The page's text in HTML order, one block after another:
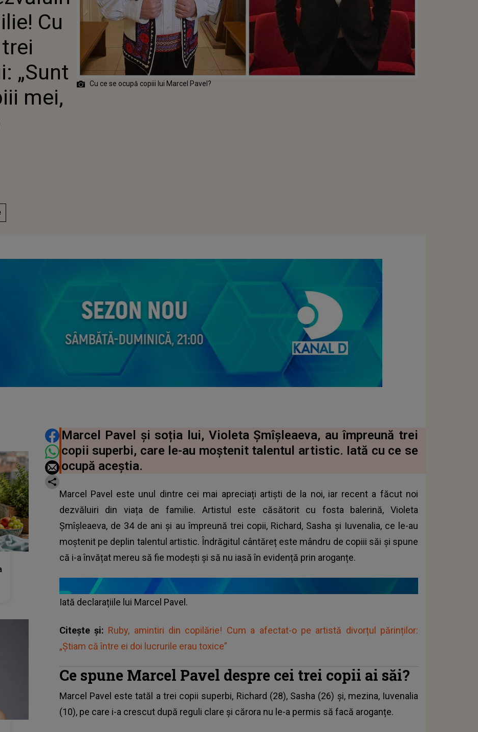
CEI TREI COPII
„SUNT
BUN-SIMȚ COPIII
EDUCAȚI”
Cu
„Sunt
mei,
Cu ce se ocupă copiii lui Marcel Pavel?
DISTRIBUIE ARTICOLUL
Marcel Pavel și soția lui, Violeta Şmîşleaeva, au împreună trei
copii superbi, care le-au moștenit talentul artistic. Iată cu ce se
ocupă aceștia.
Marcel Pavel este unul dintre cei mai apreciați artiști de la noi, iar recent a făcut noi
dezvăluiri din viața de familie. Artistul este căsătorit cu fosta balerină, Violeta
Şmîşleaeva, de 34 de ani și au împreună trei copii, Richard, Sasha și Iuvenalia, ce le-au
moștenit pe deplin talentul artistic. Îndrăgitul cântăreț este mândru de copiii săi și spune
că i-a învățat mereu să fie modești și să nu iasă în evidență prin aroganțe.
Iată declarațiile lui Marcel Pavel.
Citește și: Ruby, amintiri din copilărie! Cum a afectat-o pe artistă divorțul părinților:
„Știam că între ei doi lucrurile erau toxice”
Ce spune Marcel Pavel despre cei trei copii ai săi?
Marcel Pavel este tatăl a trei copii superbi, Richard (28), Sasha (26) și, mezina, Iuvenalia
(10), pe care i-a crescut după reguli clare și cărora nu le-a permis să facă aroganțe.